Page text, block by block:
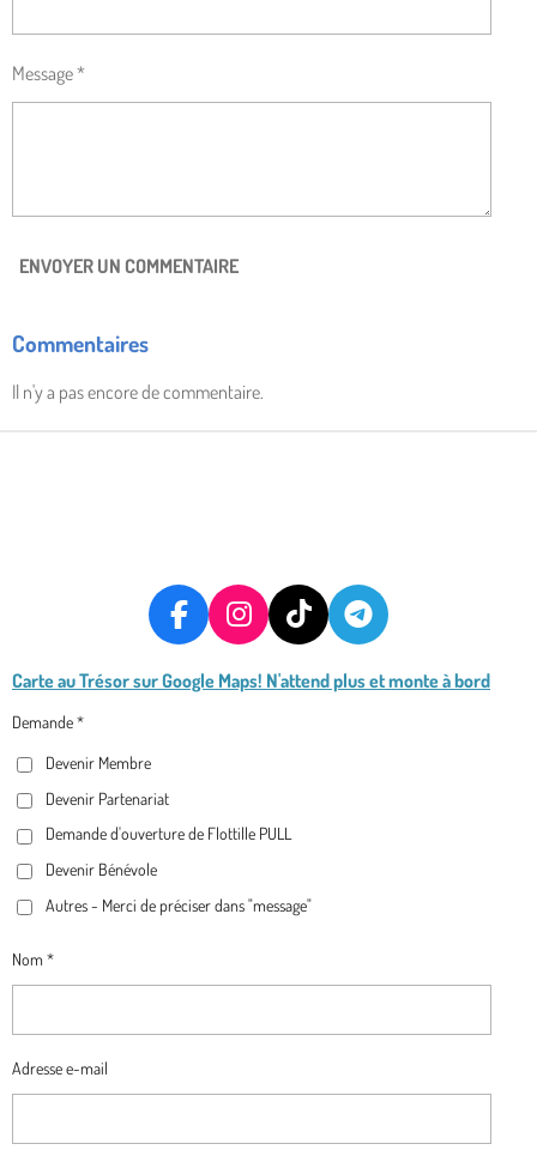
Message *
ENVOYER UN COMMENTAIRE
Commentaires
Il n'y a pas encore de commentaire.
F
C
K
I
S
A
T
K
T
L
Carte au Trésorsur Google Maps! N'attend plus et monte à bord
Demande *
Devenir Membre
Devenir Partenariat
Demande d'ouverture de Flottille PULL
Devenir Bénévole
Autres - Merci de préciser dans "message"
Nom *
Adresse e-mail